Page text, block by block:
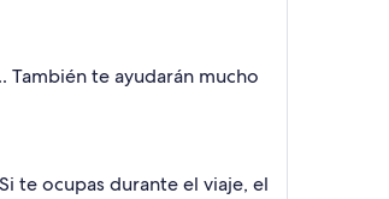
te ayudarán mucho
te ocupas durante el viaje, el